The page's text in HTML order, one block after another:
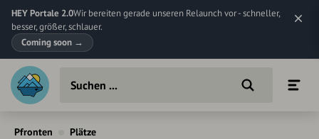
HEY Portale 2.0Wir bereiten gerade unseren Relaunch vor - schneller,
besser, größer, schlauer.
Coming soon →
Pfronten Plätze